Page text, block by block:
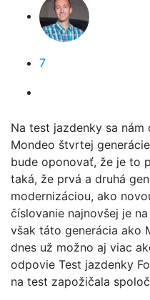
7
Na test jazdenky sa
Mondeo štvrtej
bude oponovať, že je to
taká, že prvá a druhá
modernizáciou, ako
číslovanie najnovšej je
však táto generácia ako
dnes už možno aj viac
odpovie Test jazdenky
na test zapožičala